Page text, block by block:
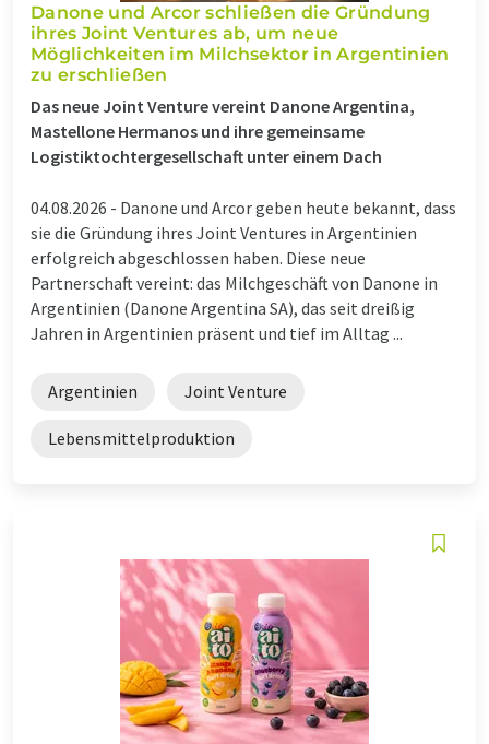
Danone und Arcor schließen die Gründung
ihres Joint Ventures ab, um neue
Möglichkeiten im Milchsektor in Argentinien
zu erschließen
Das neue Joint Venture vereint Danone Argentina,
Mastellone Hermanos und ihre gemeinsame
Logistiktochtergesellschaft unter einem Dach
04.08.2026 - Danone und Arcor geben heute bekannt, dass
sie die Gründung ihres Joint Ventures in Argentinien
erfolgreich abgeschlossen haben. Diese neue
Partnerschaft vereint: das Milchgeschäft von Danone in
Argentinien (Danone Argentina SA), das seit dreißig
Jahren in Argentinien präsent und tief im Alltag ...
Argentinien Joint Venture
Lebensmittelproduktion